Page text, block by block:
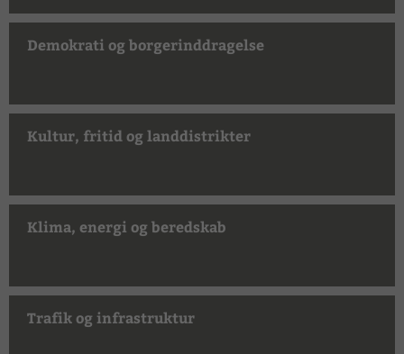
Demokrati og borgerinddragelse
Kultur, fritid og landdistrikter
Klima, energi og beredskab
Trafik og infrastruktur